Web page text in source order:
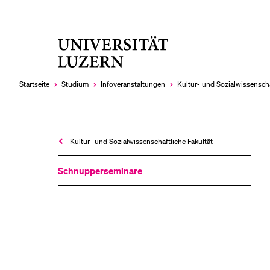
Startseite Studium Infoveranstaltungen Kultur- und
Kultur- und Sozial­wissenschaftliche Fakultät
Schnupperseminare
LETZTE SUCHEN